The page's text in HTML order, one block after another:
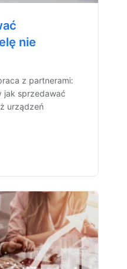
nie
z partnerami:
jak sprzedawać
urządzeń